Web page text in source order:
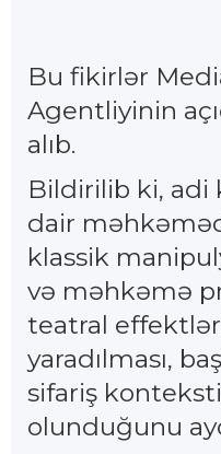
Bu fikirlər
Agentliyinin
alıb.
Bildirilib ki, adi
dair
klassik
və məhkəmə
teatral
yaradılması,
sifariş
olunduğunu